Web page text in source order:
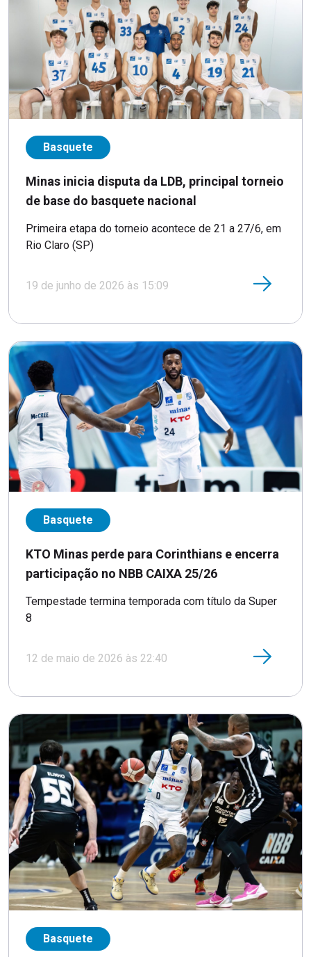
Basquete
Minas inicia disputa da LDB, principal torneio
de base do basquete nacional
Primeira etapa do torneio acontece de 21 a 27/6, em
Rio Claro (SP)
19 de junho de 2026 às 15:09
Basquete
KTO Minas perde para Corinthians e encerra
participação no NBB CAIXA 25/26
Tempestade termina temporada com título da Super
8
12 de maio de 2026 às 22:40
Basquete